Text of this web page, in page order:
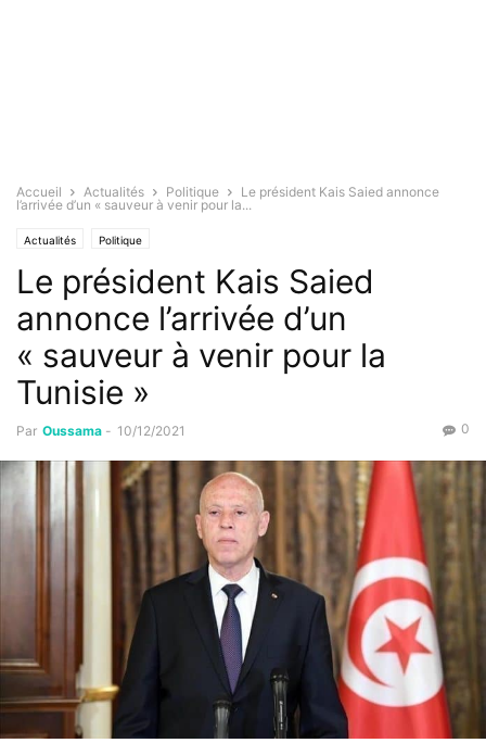
Accueil Actualités Politique
Le président Kais Saied annonce
l’arrivée d’un « sauveur à venir pour la...
Actualités Politique
Le président Kais Saied
annonce l’arrivée d’un
« sauveur à venir pour la
Tunisie »
Par Oussama - 10/12/2021 0